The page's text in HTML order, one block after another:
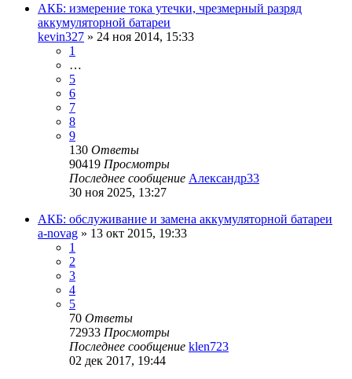
АКБ: измерение тока утечки, чрезмерный разряд
аккумуляторной батареи
kevin327 » 24 ноя 2014, 15:33
1
…
5
6
7
8
9
130 Ответы
90419 Просмотры
Последнее сообщение Александр33
30 ноя 2025, 13:27
АКБ: обслуживание и замена аккумуляторной батареи
a-novag » 13 окт 2015, 19:33
1
2
3
4
5
70 Ответы
72933 Просмотры
Последнее сообщение klen723
02 дек 2017, 19:44